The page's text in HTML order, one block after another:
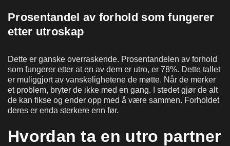
Prosentandel av forhold som fungerer
etter utroskap
Dette er ganske overraskende. Prosentandelen av forhold
som fungerer etter at en av dem er utro, er 78%. Dette tallet
er muliggjort av vanskelighetene de møtte. Når de merker
et problem, bryter de ikke med en gang. I stedet gjør de alt
de kan fikse og ender opp med å være sammen. Forholdet
deres er enda sterkere enn før.
Hvordan ta en utro partner